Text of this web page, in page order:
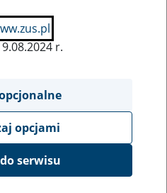
bazy
Hotel Wileńśka Sp. z o.o. w Olsztynie
r.
opcjami
serwisu